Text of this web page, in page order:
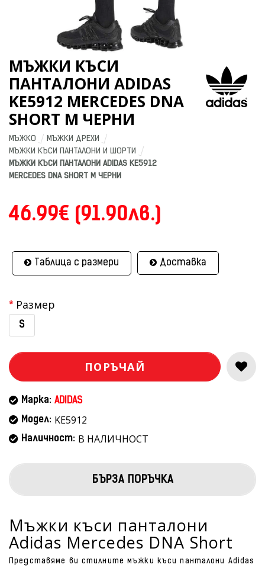
МЪЖКИ КЪСИ
ПАНТАЛОНИ ADIDAS
KE5912 MERCEDES DNA
SHORT M ЧЕРНИ
МЪЖКО
МЪЖКИ ДРЕХИ
МЪЖКИ КЪСИ ПАНТАЛОНИ И ШОРТИ
МЪЖКИ КЪСИ ПАНТАЛОНИ ADIDAS KE5912
MERCEDES DNA SHORT M ЧЕРНИ
46.99€ (91.90лв.)
Таблица с размери Доставка
Размер
S
ПОРЪЧАЙ
Марка: ADIDAS
Модел: KE5912
Наличност: В НАЛИЧНОСТ
БЪРЗА ПОРЪЧКА
Мъжки къси панталони
Adidas Mercedes DNA Short
Представяме ви стилните мъжки къси панталони Adidas